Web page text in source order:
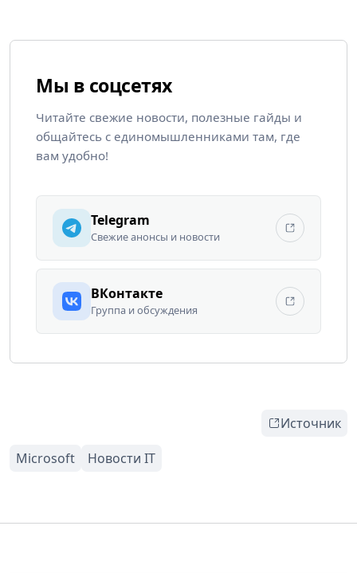
Мы в соцсетях
Читайте свежие новости, полезные гайды и
общайтесь с единомышленниками там, где
вам удобно!
Telegram
Свежие анонсы и новости
ВКонтакте
Группа и обсуждения
Источник